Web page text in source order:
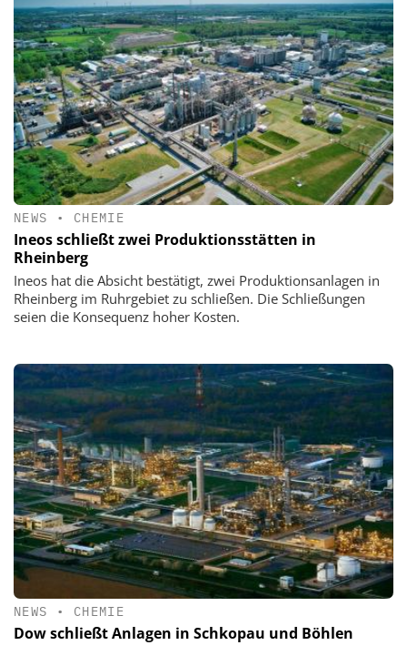
NEWS • CHEMIE
Ineos schließt zwei Produktionsstätten in
Rheinberg
Ineos hat die Absicht bestätigt, zwei Produktionsanlagen in
Rheinberg im Ruhrgebiet zu schließen. Die Schließungen
seien die Konsequenz hoher Kosten.
NEWS • CHEMIE
Dow schließt Anlagen in Schkopau und Böhlen